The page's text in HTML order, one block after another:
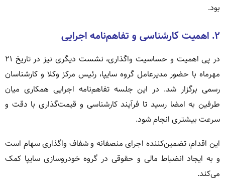
بود.
۲. اهمیت کارشناسی و تفاهم‌نامه اجرایی
در پی اهمیت و حساسیت واگذاری، نشست دیگری نیز در تاریخ ۲۱
مهرماه با حضور مدیرعامل گروه سایپا، رئیس مرکز وکلا و کارشناسان
رسمی برگزار شد. در این جلسه تفاهم‌نامه اجرایی همکاری میان
طرفین به امضا رسید تا فرآیند کارشناسی و قیمت‌گذاری با دقت و
سرعت بیشتری انجام شود.
این اقدام، تضمین‌کننده اجرای منصفانه و شفاف واگذاری سهام است
و به ایجاد انضباط مالی و حقوقی در گروه خودروسازی سایپا کمک
می‌کند.